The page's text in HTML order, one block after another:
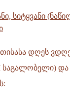
სიტყვანი
დღეს
საგალობელი)